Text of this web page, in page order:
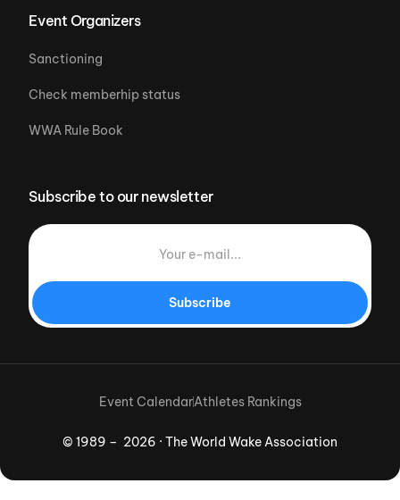
Event Organizers
Sanctioning
Check memberhip status
WWA Rule Book
Subscribe to our newsletter
Subscribe
© 1989 – 2026 · The World Wake Association
Event CalendarAthletes Rankings